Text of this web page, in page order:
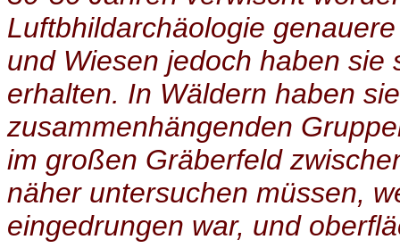
Luftbhildarchäologie
und Wiesen jedoch haben sie
erhalten. In Wäldern haben
zusammenhängenden
im großen Gräberfeld
näher untersuchen müssen,
eingedrungen war, und